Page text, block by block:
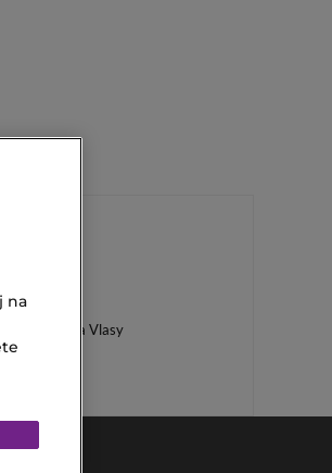
Maska Na Vlasy
na